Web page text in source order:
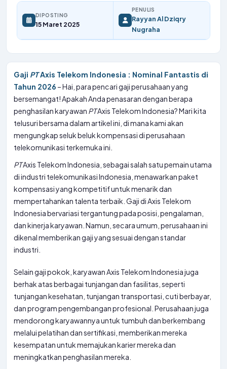
DIPOSTING
15 Maret 2025
PENULIS
Rayyan Al Dziqry
Nugraha
Gaji PTAxis Telekom Indonesia : Nominal Fantastis di
Tahun 2026 – Hai, para pencari gaji perusahaan yang
bersemangat! Apakah Anda penasaran dengan berapa
penghasilan karyawan PTAxis Telekom Indonesia? Mari kita
telusuri bersama dalam artikel ini, di mana kami akan
mengungkap seluk beluk kompensasi di perusahaan
telekomunikasi terkemuka ini.
PTAxis Telekom Indonesia, sebagai salah satu pemain utama
di industri telekomunikasi Indonesia, menawarkan paket
kompensasi yang kompetitif untuk menarik dan
mempertahankan talenta terbaik. Gaji di Axis Telekom
Indonesia bervariasi tergantung pada posisi, pengalaman,
dan kinerja karyawan. Namun, secara umum, perusahaan ini
dikenal memberikan gaji yang sesuai dengan standar
industri.
Selain gaji pokok, karyawan Axis Telekom Indonesia juga
berhak atas berbagai tunjangan dan fasilitas, seperti
tunjangan kesehatan, tunjangan transportasi, cuti berbayar,
dan program pengembangan profesional. Perusahaan juga
mendorong karyawannya untuk tumbuh dan berkembang
melalui pelatihan dan sertifikasi, memberikan mereka
kesempatan untuk memajukan karier mereka dan
meningkatkan penghasilan mereka.